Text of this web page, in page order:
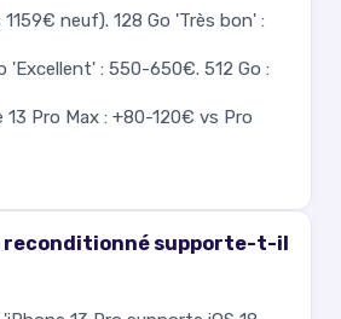
neuf). 128 Go 'Très bon' :
'Excellent' : 550-650€. 512 Go :
Pro Max : +80-120€ vs Pro
reconditionné supporte-t-il